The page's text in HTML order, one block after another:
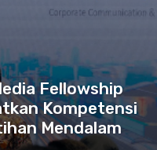
Fellowship
Kompetensi
Mendalam